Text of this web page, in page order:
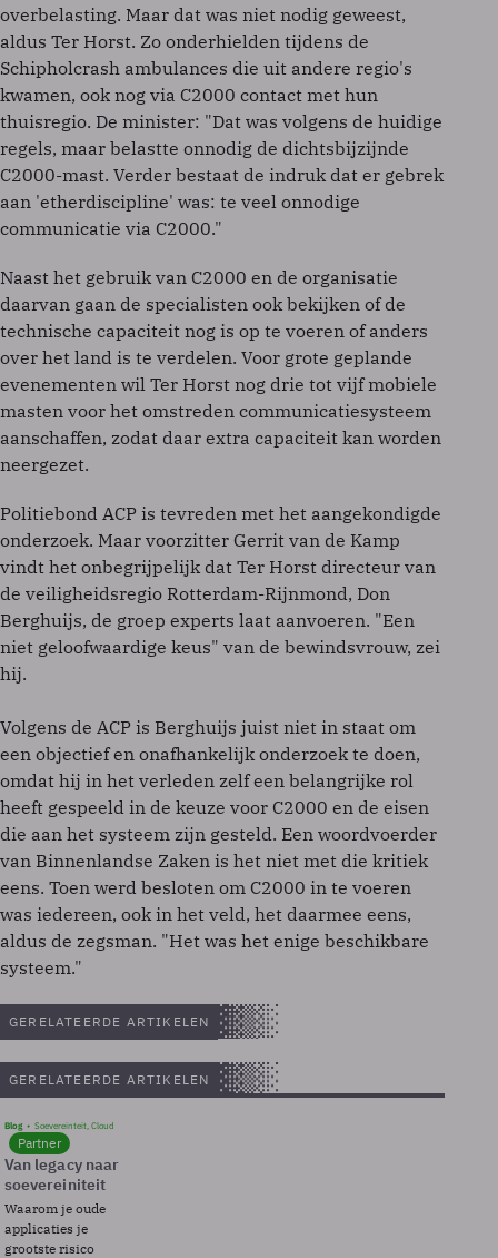
overbelasting. Maar dat was niet nodig geweest,
aldus Ter Horst. Zo onderhielden tijdens de
Schipholcrash ambulances die uit andere regio's
kwamen, ook nog via C2000 contact met hun
thuisregio. De minister: "Dat was volgens de huidige
regels, maar belastte onnodig de dichtsbijzijnde
C2000-mast. Verder bestaat de indruk dat er gebrek
aan 'etherdiscipline' was: te veel onnodige
communicatie via C2000."
Naast het gebruik van C2000 en de organisatie
daarvan gaan de specialisten ook bekijken of de
technische capaciteit nog is op te voeren of anders
over het land is te verdelen. Voor grote geplande
evenementen wil Ter Horst nog drie tot vijf mobiele
masten voor het omstreden communicatiesysteem
aanschaffen, zodat daar extra capaciteit kan worden
neergezet.
Politiebond ACP is tevreden met het aangekondigde
onderzoek. Maar voorzitter Gerrit van de Kamp
vindt het onbegrijpelijk dat Ter Horst directeur van
de veiligheidsregio Rotterdam-Rijnmond, Don
Berghuijs, de groep experts laat aanvoeren. "Een
niet geloofwaardige keus" van de bewindsvrouw, zei
hij.
Volgens de ACP is Berghuijs juist niet in staat om
een objectief en onafhankelijk onderzoek te doen,
omdat hij in het verleden zelf een belangrijke rol
heeft gespeeld in de keuze voor C2000 en de eisen
die aan het systeem zijn gesteld. Een woordvoerder
van Binnenlandse Zaken is het niet met die kritiek
eens. Toen werd besloten om C2000 in te voeren
was iedereen, ook in het veld, het daarmee eens,
aldus de zegsman. "Het was het enige beschikbare
systeem."
GERELATEERDE ARTIKELEN
GERELATEERDE ARTIKELEN
Blog Soevereinteit, Cloud
Partner
Van legacy naar
soevereiniteit
Waarom je oude
applicaties je
grootste risico